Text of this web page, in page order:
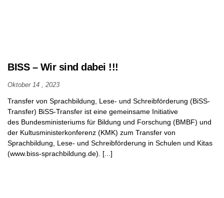
BISS – Wir sind dabei !!!
Oktober 14 , 2023
Transfer von Sprachbildung, Lese- und Schreibförderung (BiSS-
Transfer) BiSS-Transfer ist eine gemeinsame Initiative
des Bundesministeriums für Bildung und Forschung (BMBF) und
der Kultusministerkonferenz (KMK) zum Transfer von
Sprachbildung, Lese- und Schreibförderung in Schulen und Kitas
(www.biss-sprachbildung.de). [...]